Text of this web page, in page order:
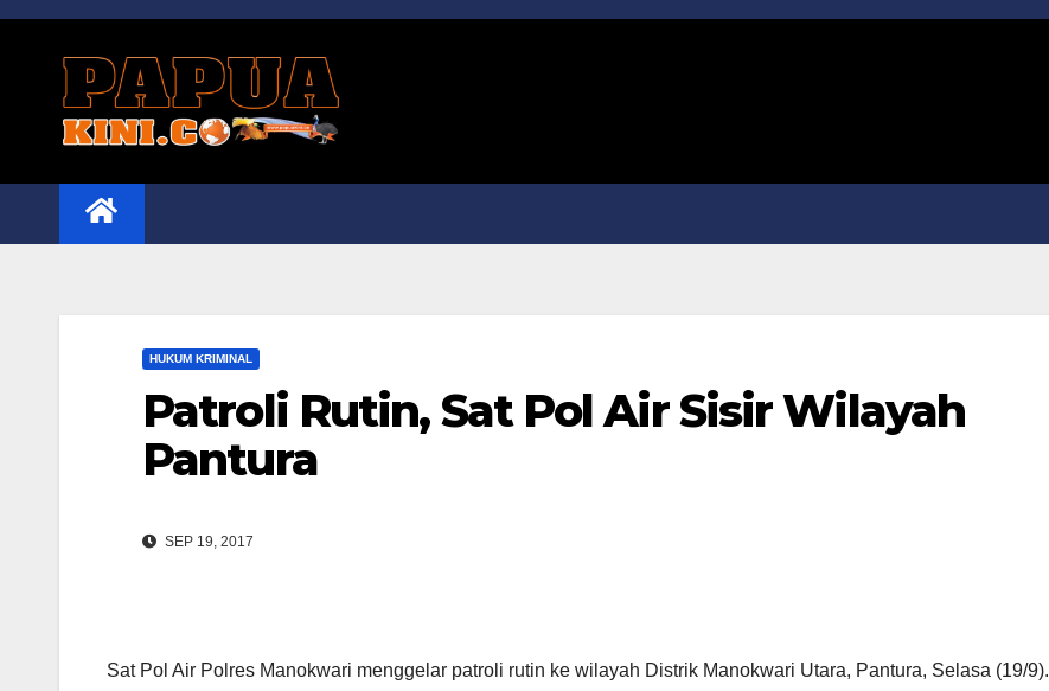
Skip
HUKUM KRIMINAL
Patroli Rutin, Sat Pol Air Sisir Wilayah
Pantura
SEP 19, 2017
Sat Pol Air Polres Manokwari menggelar patroli rutin ke wilayah Distrik Manokwari Utara, Pantura, Selasa (19/9).